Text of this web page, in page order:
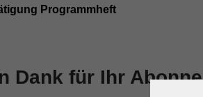
Programmheft
Dank für Ihr